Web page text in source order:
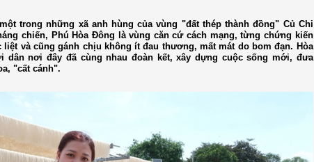
trong những xã anh hùng của vùng "đất thép thành đồng" Củ Chi
chiến, Phú Hòa Đông là vùng căn cứ cách mạng, từng chứng kiến
liệt và cũng gánh chịu không ít đau thương, mất mát do bom đạn. Hòa
dân nơi đây đã cùng nhau đoàn kết, xây dựng cuộc sống mới, đưa
"cất cánh".